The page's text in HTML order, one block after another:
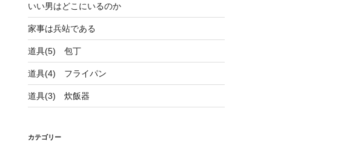
いい男はどこにいるのか
家事は兵站である
道具(5) 包丁
道具(4) フライパン
道具(3) 炊飯器
カテゴリー